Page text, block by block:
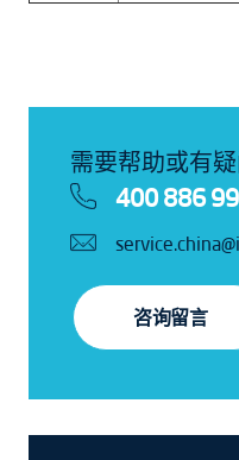
需要帮助或有疑
400 886
咨询留言